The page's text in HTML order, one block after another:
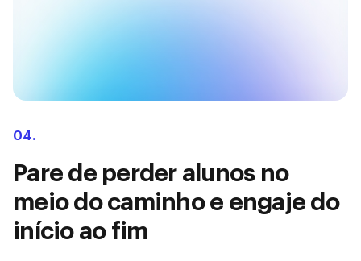
04.
Pare de perder alunos no
meio do caminho e engaje do
início ao fim